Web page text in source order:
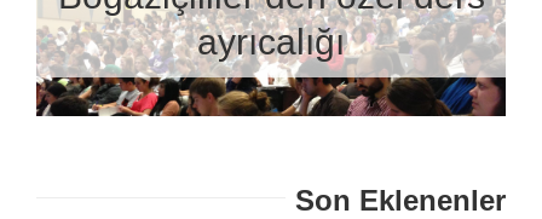
ayrıcalığı
Son Eklenenler